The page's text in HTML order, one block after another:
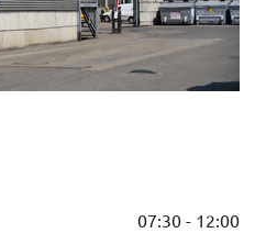
07:30 - 12:00